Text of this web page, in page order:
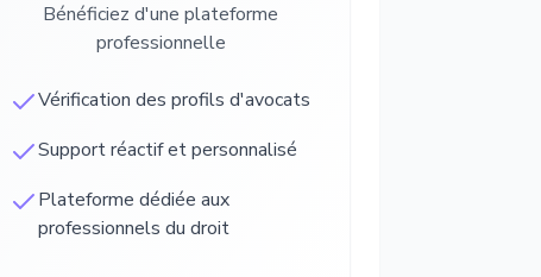
Bénéficiez d'une plateforme
professionnelle
Vérification des profils d'avocats
Support réactif et personnalisé
Plateforme dédiée aux
professionnels du droit